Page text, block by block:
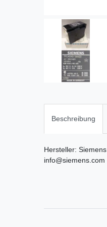
Beschreibung
Hersteller: Siemens
info@siemens.com